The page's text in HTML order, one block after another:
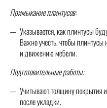
Примыкание плинтусов:
Указывается, как плинтусы
Важно учесть, чтобы
и движению мебели.
Подготовительные работы:
Учитывают толщину покрытия
после укладки.